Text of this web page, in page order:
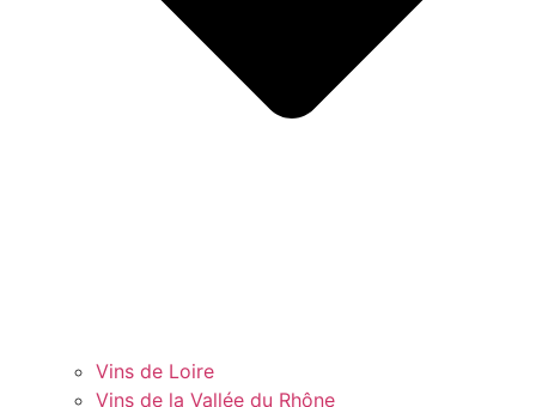
Vins de Loire
Vins de la Vallée du Rhône